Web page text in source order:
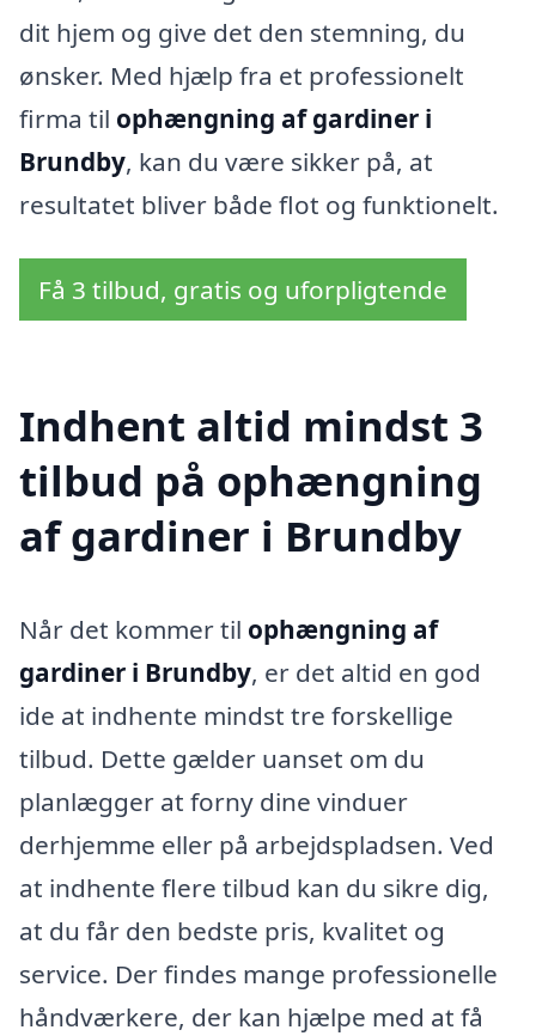
dit hjem og give det den stemning, du
ønsker. Med hjælp fra et professionelt
firma til ophængning af gardiner i
Brundby, kan du være sikker på, at
resultatet bliver både flot og funktionelt.
Få 3 tilbud, gratis og uforpligtende
Indhent altid mindst 3
tilbud på ophængning
af gardiner i Brundby
Når det kommer til ophængning af
gardiner i Brundby, er det altid en god
ide at indhente mindst tre forskellige
tilbud. Dette gælder uanset om du
planlægger at forny dine vinduer
derhjemme eller på arbejdspladsen. Ved
at indhente flere tilbud kan du sikre dig,
at du får den bedste pris, kvalitet og
service. Der findes mange professionelle
håndværkere, der kan hjælpe med at få